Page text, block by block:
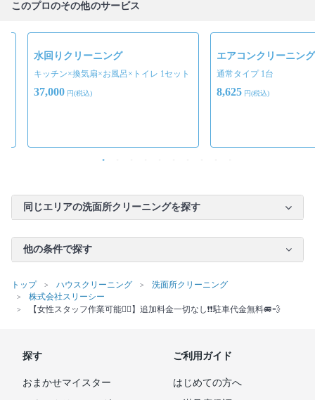
このプロのその他のサービス
水回りクリーニング
キッチン×換気扇×お風呂×トイレ 1セット
37,000 円(税込)
エアコンクリーニング
通常タイプ 1台
8,625 円(税込)
同じエリアの洗面所クリーニングを探す
他の条件で探す
トップ ハウスクリーニング
洗面所クリーニング
株式会社スリーシー
【女性スタッフ作業可能🙆‍♀️】追加料金一切なし❗️❗️駐車代金無料🚐💨
探す
おまかせマイスター
ご利用ガイド
はじめての方へ